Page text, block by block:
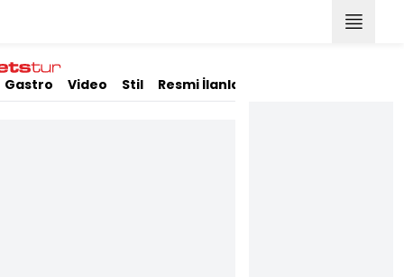
Gastro Video Stil Resmi İlanlar